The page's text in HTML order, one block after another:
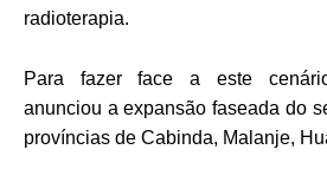
radioterapia.
Para fazer face a este
anunciou a expansão faseada do
províncias de Cabinda, Malanje,